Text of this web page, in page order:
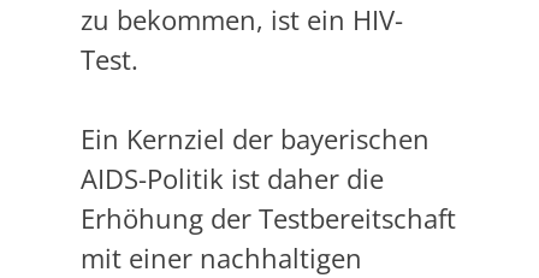
zu bekommen, ist ein HIV-
Test.
Ein Kernziel der bayerischen
AIDS-Politik ist daher die
Erhöhung der Testbereitschaft
mit einer nachhaltigen